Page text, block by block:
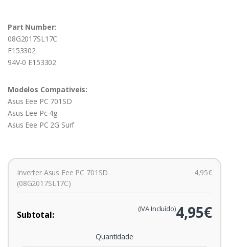
Part Number:
08G2017SL17C
E153302
94V-0 E153302
Modelos Compativeis:
Asus Eee PC 701SD
Asus Eee Pc 4g
Asus Eee PC 2G Surf
Inverter Asus Eee PC 701SD
(08G2017SL17C)
4,95€
Subtotal: 4,95€
(IVA Incluído)
Quantidade